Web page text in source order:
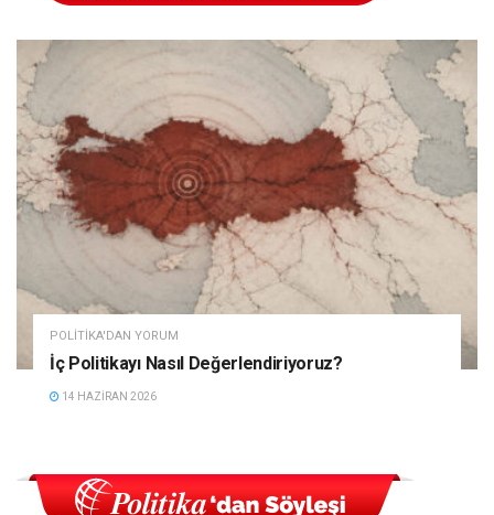
POLITIKA'DAN YORUM
İç Politikayı Nasıl Değerlendiriyoruz?
14 HAZIRAN 2026